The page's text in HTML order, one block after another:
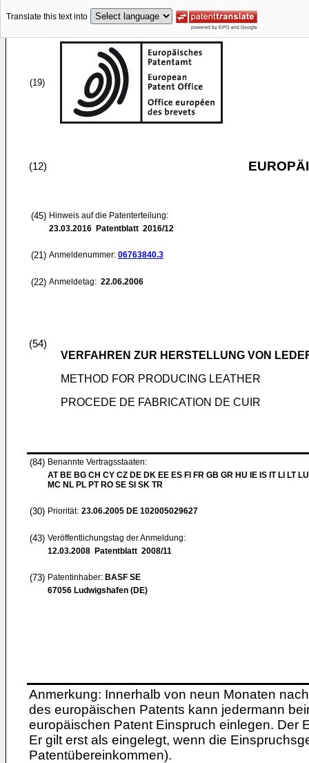
Translate this text into
(19)
(12)
(45) Hinweis auf die Patenterteilung:
23.03.2016 Patentblatt 2016/12
(21) Anmeldenummer: 06763840.3
(22) Anmeldetag: 22.06.2006
(54)
VERFAHREN ZUR HERSTELLUNG VON
METHOD FOR PRODUCING LEATHER
PROCEDE DE FABRICATION DE CUIR
(84) Benannte Vertragsstaaten:
AT BE BG CH CY CZ DE DK EE ES FI FR GB GR HU IE IS IT LI LT
MC NL PL PT RO SE SI SK TR
(30) Priorität: 23.06.2005 DE 102005029627
(43) Veröffentlichungstag der Anmeldung:
12.03.2008 Patentblatt 2008/11
(73) Patentinhaber: BASF SE
67056 Ludwigshafen (DE)
Anmerkung: Innerhalb von neun Monaten
des europäischen Patents kann jedermann
europäischen Patent Einspruch einlegen. Der
Er gilt erst als eingelegt, wenn die
Patentübereinkommen).